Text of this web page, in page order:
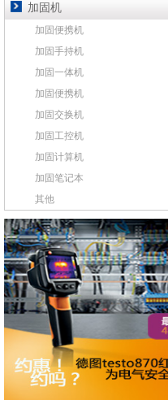
加固机
加固便携机
加固手持机
加固一体机
加固便携机
加固交换机
加固工控机
加固计算机
加固笔记本
其他